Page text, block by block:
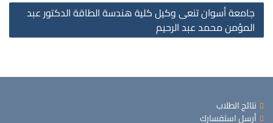
جامعة أسوان تنعى وكيل كلية هندسة الطاقة الدكتور عبد
المؤمن محمد عبد الرحيم
نتائج الطلاب
أرسل استفسارك